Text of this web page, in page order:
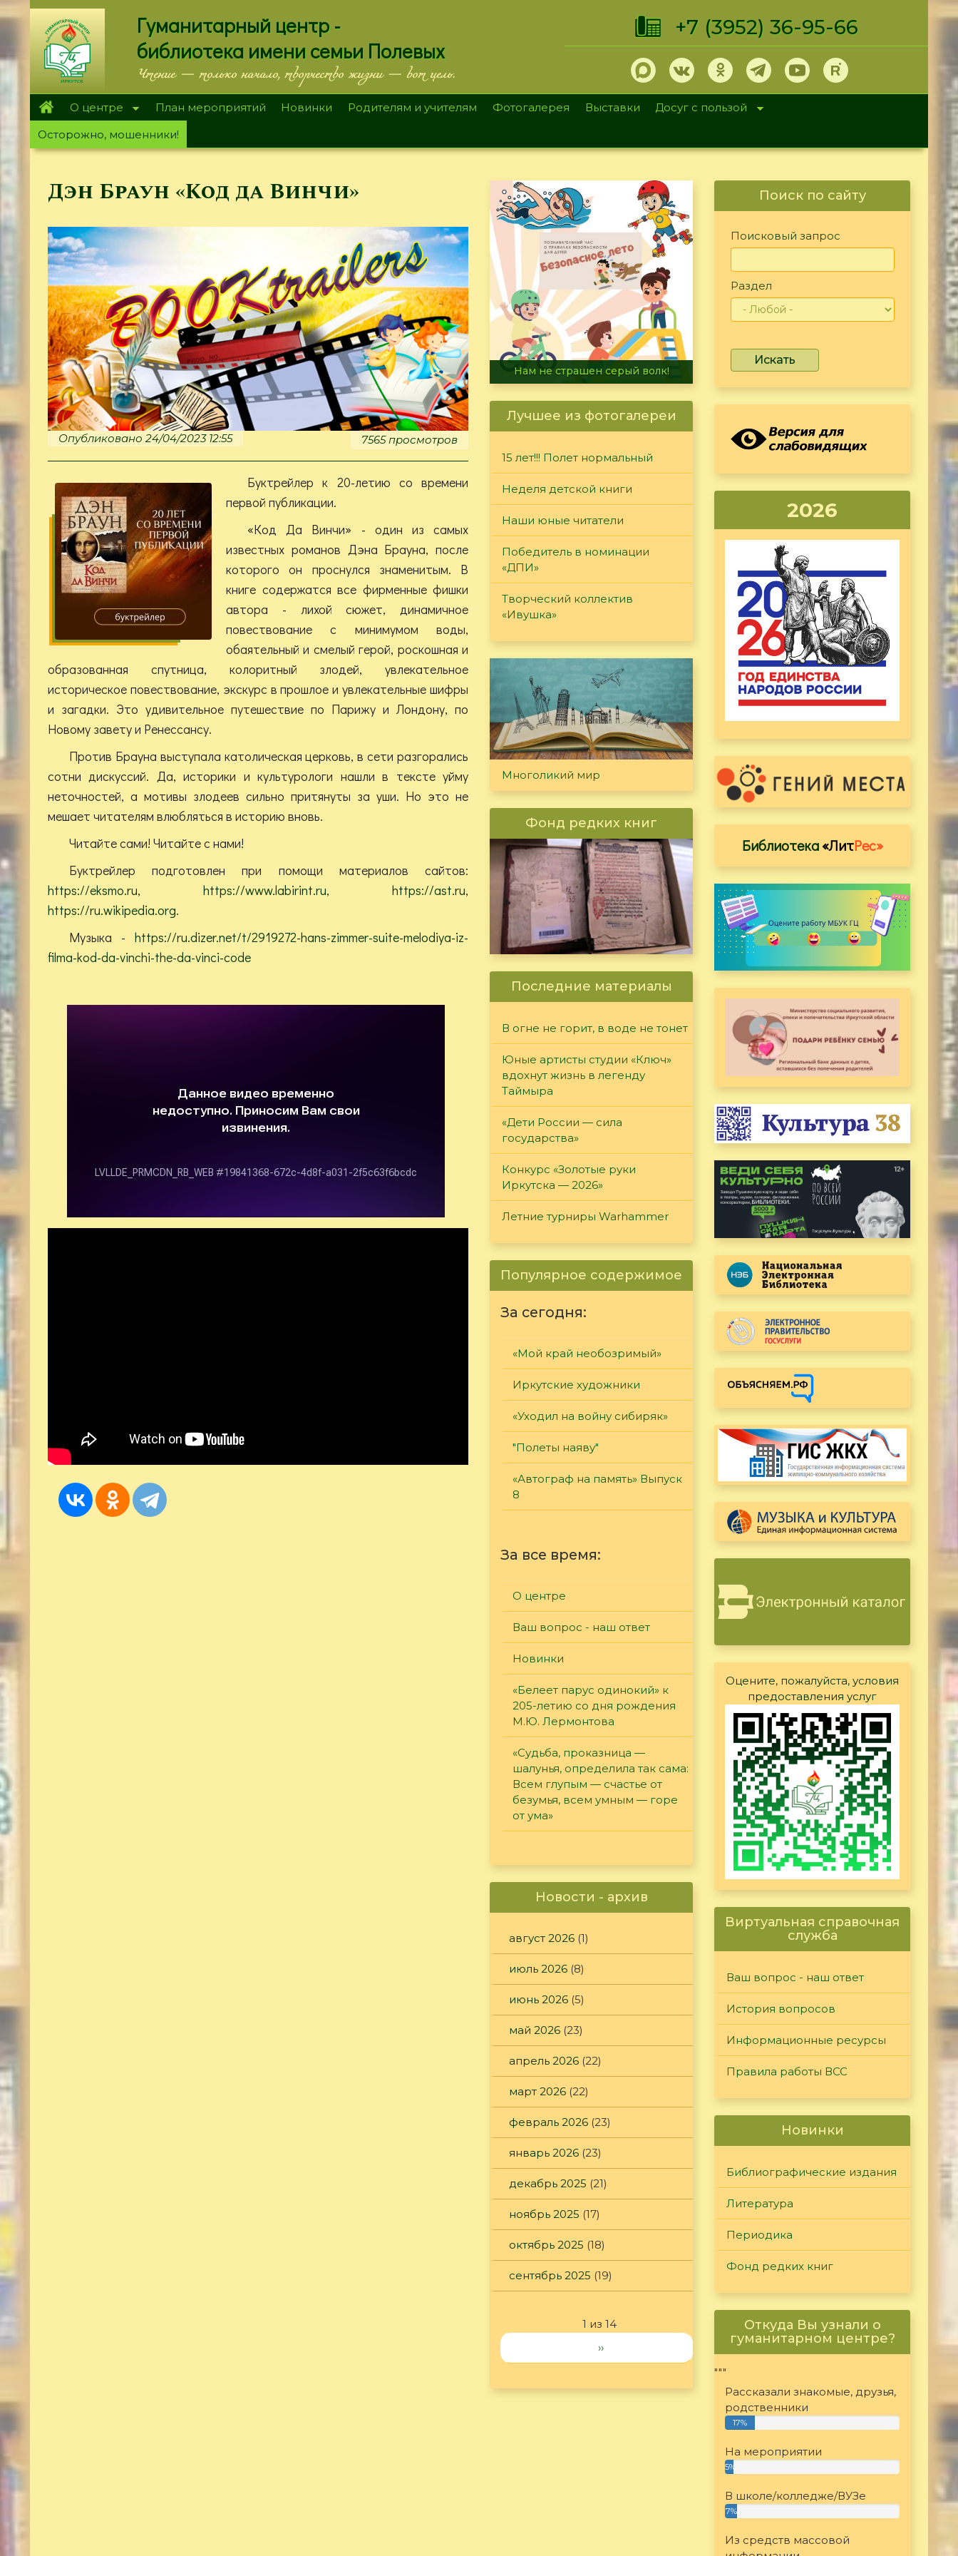
Перейти
к
основному
содержанию
Гуманитарный центр -
библиотека имени семьи Полевых
Чтение — только начало, творчество жизни — вот цель.
+7 (3952) 36-95-66
О центре План мероприятий Новинки Родителям и учителям Фотогалерея Выставки
Досуг с пользой
Осторожно, мошенники!
Дэн Браун «Код да Винчи»
Опубликовано 24/04/2023 12:55 7565 просмотров
Буктрейлер к 20-летию со времени
первой публикации.
«Код Да Винчи» - один из самых
известных романов Дэна Брауна, после
которого он проснулся знаменитым. В
книге содержатся все фирменные фишки
автора - лихой сюжет, динамичное
повествование с минимумом воды,
обаятельный и смелый герой, роскошная и
образованная спутница, колоритный злодей, увлекательное
историческое повествование, экскурс в прошлое и увлекательные шифры
и загадки. Это удивительное путешествие по Парижу и Лондону, по
Новому завету и Ренессансу.
Против Брауна выступала католическая церковь, в сети разгорались
сотни дискуссий. Да, историки и культурологи нашли в тексте уйму
неточностей, а мотивы злодеев сильно притянуты за уши. Но это не
мешает читателям влюбляться в историю вновь.
Читайте сами! Читайте с нами!
Буктрейлер подготовлен при помощи материалов сайтов:
https://eksmo.ru, https://www.labirint.ru, https://ast.ru,
https://ru.wikipedia.org.
Музыка - https://ru.dizer.net/t/2919272-hans-zimmer-suite-melodiya-iz-
filma-kod-da-vinchi-the-da-vinci-code
Желаем радостного лета!
Лучшее из фотогалереи
15 лет!!! Полет нормальный
Неделя детской книги
Наши юные читатели
Победитель в номинации
«ДПИ»
Творческий коллектив
«Ивушка»
Многоликий мир
Фонд редких книг
Последние материалы
В огне не горит, в воде не тонет
Юные артисты студии «Ключ»
вдохнут жизнь в легенду
Таймыра
«Дети России — сила
государства»
Конкурс «Золотые руки
Иркутска — 2026»
Летние турниры Warhammer
Популярное содержимое
За сегодня:
«Мой край необозримый»
Иркутские художники
«Уходил на войну сибиряк»
"Полеты наяву"
«Автограф на память» Выпуск
8
За все время:
О центре
Ваш вопрос - наш ответ
Новинки
«Белеет парус одинокий» к
205-летию со дня рождения
М.Ю. Лермонтова
«Судьба, проказница —
шалунья, определила так сама:
Всем глупым — счастье от
безумья, всем умным — горе
от ума»
Новости - архив
август 2026 (1)
июль 2026 (8)
июнь 2026 (5)
май 2026 (23)
апрель 2026 (22)
март 2026 (22)
февраль 2026 (23)
январь 2026 (23)
декабрь 2025 (21)
ноябрь 2025 (17)
октябрь 2025 (18)
сентябрь 2025 (19)
1 из 14
››
Поиск по сайту
Поисковый запрос
Раздел
Искать
2026
Библиотека«ЛитРес»
Оцените, пожалуйста, условия
предоставления услуг
Виртуальная справочная
служба
Ваш вопрос - наш ответ
История вопросов
Информационные ресурсы
Правила работы ВСС
Новинки
Библиографические издания
Литература
Периодика
Фонд редких книг
Откуда Вы узнали о
гуманитарном центре?
"""
Рассказали знакомые, друзья,
родственники
17%
На мероприятии
5%
В школе/колледже/ВУЗе
7%
Из средств массовой